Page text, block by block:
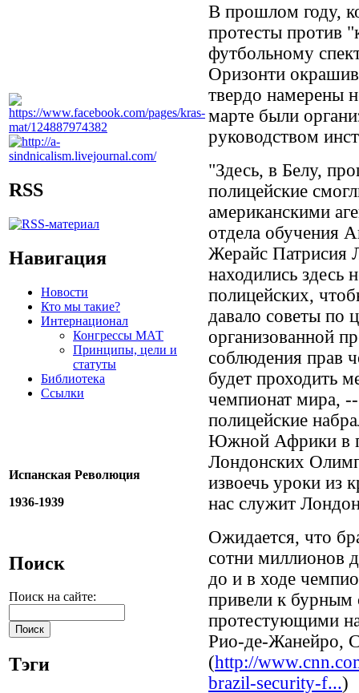
RSS
Навигация
Новости
Кто мы такие?
Интернационал
Конгрессы МАТ
Принципы, цели и
статуты
Библиотека
Ссылки
Испанская Революция
1936-1939
Поиск
Поиск на сайте:
Тэги
В прошлом году,
протесты против
футбольному
Оризонти
твердо намерены
марте были
руководством
"Здесь, в Белу,
полицейские
американскими
отдела обучения
Жерайс Патрисия
находились здесь
полицейских,
давало советы по
организованной
соблюдения прав
будет проходить
чемпионат мира,
полицейские
Южной Африки в
Лондонских
извоечь уроки из
нас служит
Ожидается, что
сотни миллионов
до и в ходе
привели к бурным
протестующими
Рио-де-Жанейро,
(http://
brazil-security-f...)